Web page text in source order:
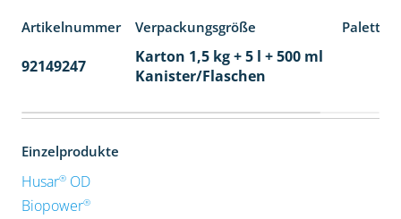
Artikelnummer Verpackungsgröße
92149247
Karton 1,5 kg + 5 l + 500 ml
Kanister/Flaschen
Einzelprodukte
Husar®OD
Biopower®